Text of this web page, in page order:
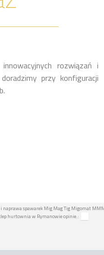
rozwiązań i
przy konfiguracji
spawarek Mig Mag Tig Migomat
hurtownia w Rymanowie opinie.: